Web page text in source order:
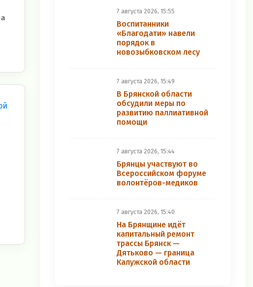
7 августа 2026, 15:55
Воспитанники
«Благодати» навели
порядок в
новозыбковском лесу
7 августа 2026, 15:49
В Брянской области
обсудили меры по
развитию паллиативной
помощи
7 августа 2026, 15:44
Брянцы участвуют во
Всероссийском форуме
волонтёров-медиков
7 августа 2026, 15:40
На Брянщине идёт
капитальный ремонт
трассы Брянск —
Дятьково — граница
Калужской области